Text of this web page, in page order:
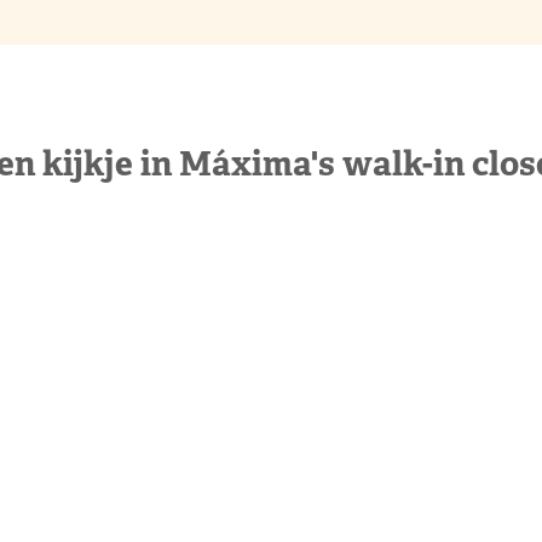
kijkje in Máxima's walk-in